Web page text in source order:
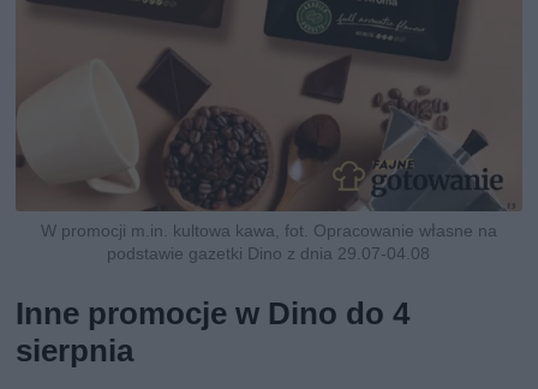
W promocji m.in. kultowa kawa, fot. Opracowanie własne na
podstawie gazetki Dino z dnia 29.07-04.08
Inne promocje w Dino do 4
sierpnia